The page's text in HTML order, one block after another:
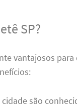
SP?
vantajosos
são